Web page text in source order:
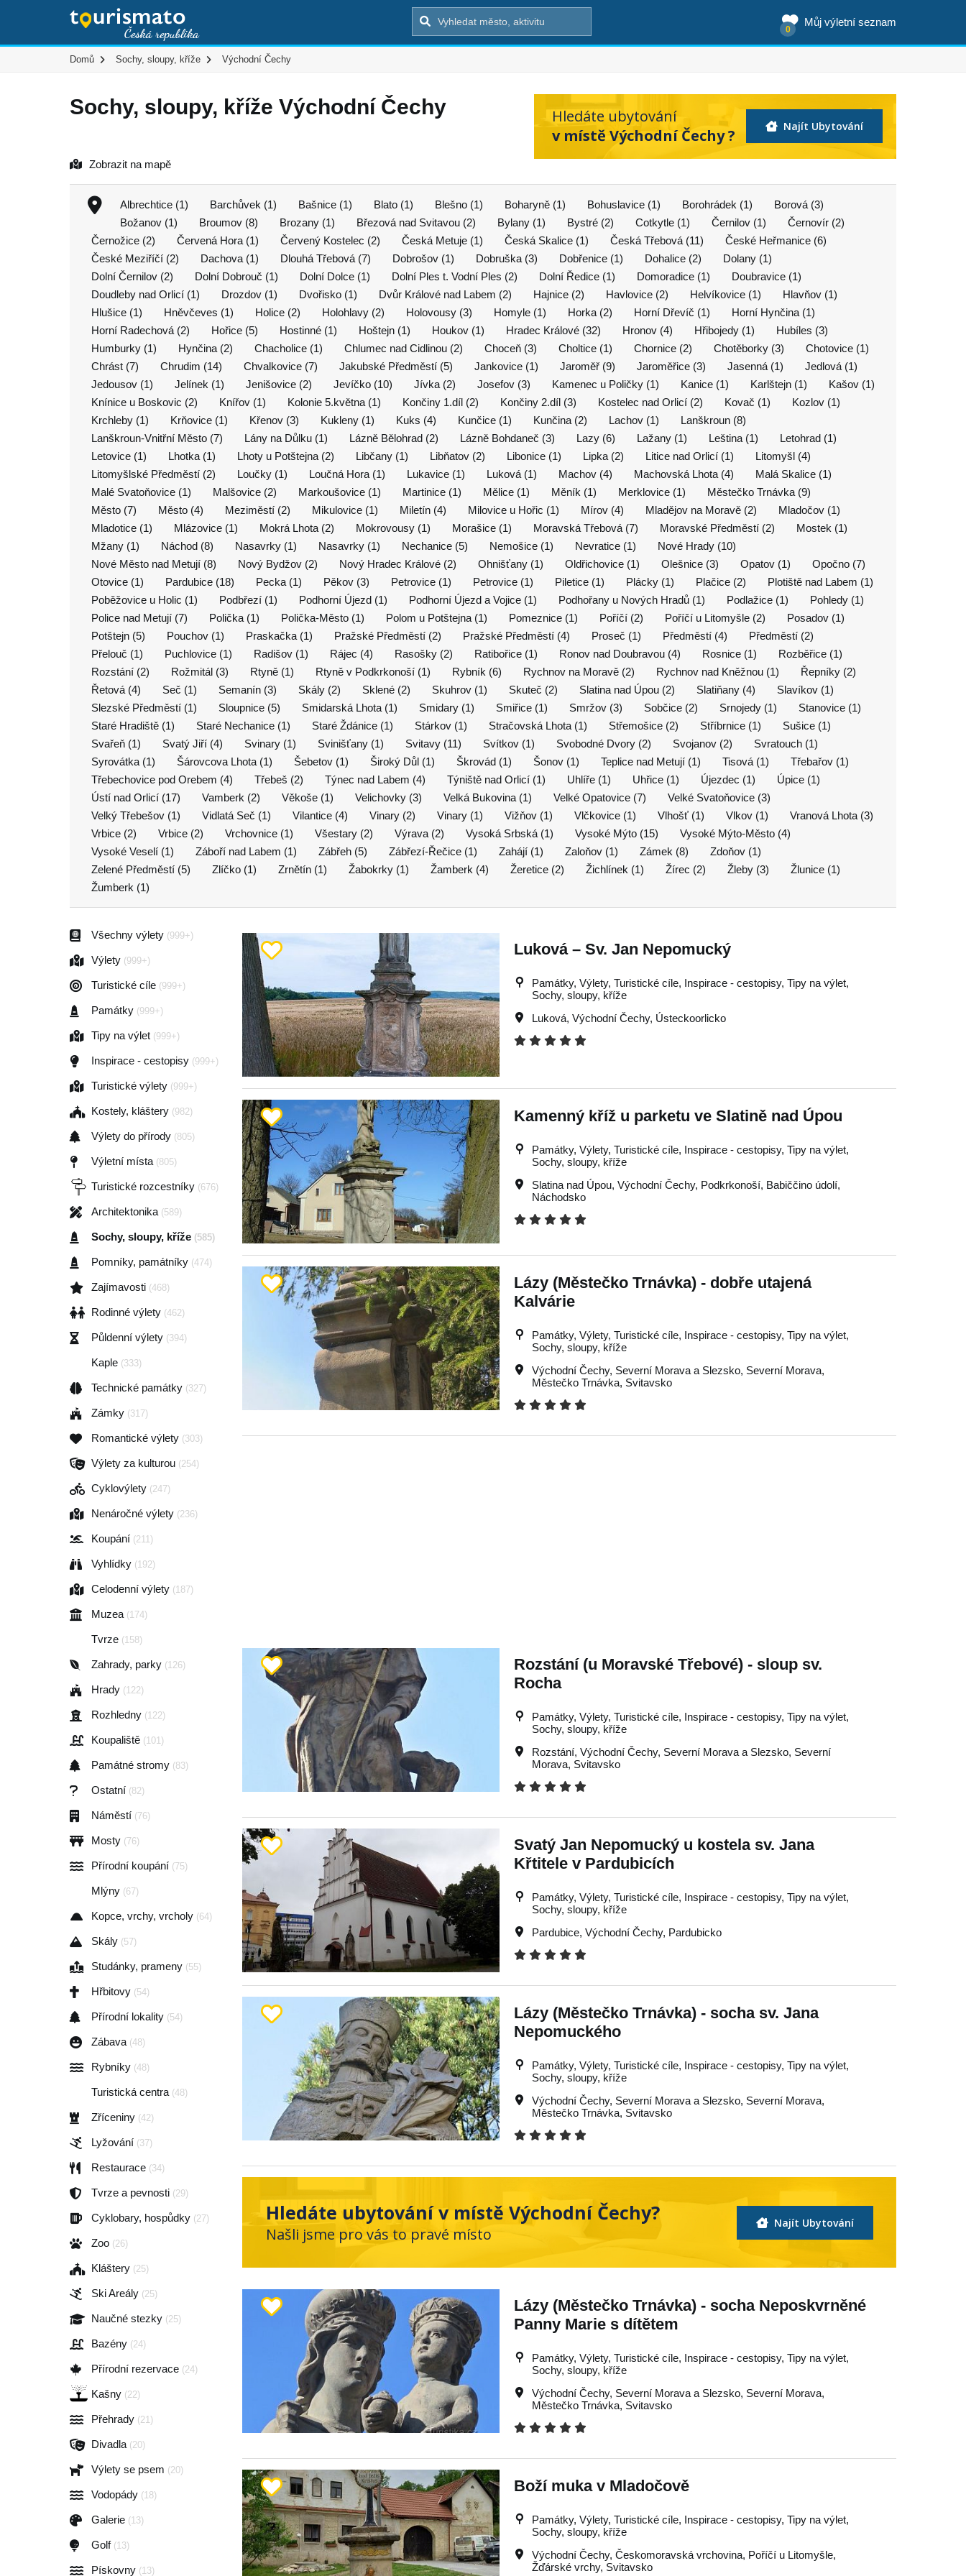
Můj výletní seznam
0
Domů Sochy, sloupy, kříže Východní Čechy
Sochy, sloupy, kříže Východní Čechy
Hledáte ubytování
v místě Východní Čechy ?
Najít Ubytování
Zobrazit na mapě
Albrechtice (1) Barchůvek (1) Bašnice (1) Blato (1) Blešno (1) Boharyně (1) Bohuslavice (1) Borohrádek (1)
Borová (3)
Božanov (1)
Broumov (8) Brozany (1) Březová nad Svitavou (2) Bylany (1) Bystré (2) Cotkytle (1) Černilov (1)
Černovír (2)
Černožice (2)
Červená Hora (1) Červený Kostelec (2) Česká Metuje (1) Česká Skalice (1) Česká Třebová (11)
České Heřmanice (6)
České Meziříčí (2)
Dachova (1) Dlouhá Třebová (7) Dobrošov (1) Dobruška (3) Dobřenice (1) Dohalice (2)
Dolany (1)
Dolní Černilov (2)
Dolní Dobrouč (1) Dolní Dolce (1) Dolní Ples t. Vodní Ples (2) Dolní Ředice (1) Domoradice (1)
Doubravice (1)
Doudleby nad Orlicí (1)
Drozdov (1) Dvořisko (1) Dvůr Králové nad Labem (2) Hajnice (2) Havlovice (2) Helvíkovice (1)
Hlavňov (1)
Hlušice (1)
Hněvčeves (1) Holice (2) Holohlavy (2) Holovousy (3) Homyle (1) Horka (2) Horní Dřevíč (1)
Horní Hynčina (1)
Horní Radechová (2)
Hořice (5) Hostinné (1) Hoštejn (1) Houkov (1) Hradec Králové (32) Hronov (4) Hřibojedy (1)
Hubíles (3)
Humburky (1)
Hynčina (2) Chacholice (1) Chlumec nad Cidlinou (2) Choceň (3) Choltice (1) Chornice (2) Chotěborky (3)
Chotovice (1)
Chrást (7)
Chrudim (14) Chvalkovice (7) Jakubské Předměstí (5) Jankovice (1) Jaroměř (9) Jaroměřice (3) Jasenná (1)
Jedlová (1)
Jedousov (1)
Jelínek (1) Jenišovice (2) Jevíčko (10) Jívka (2) Josefov (3) Kamenec u Poličky (1) Kanice (1) Karlštejn (1)
Kašov (1)
Knínice u Boskovic (2)
Knířov (1) Kolonie 5.května (1) Končiny 1.díl (2) Končiny 2.díl (3) Kostelec nad Orlicí (2) Kovač (1)
Kozlov (1)
Krchleby (1)
Krňovice (1) Křenov (3) Kukleny (1) Kuks (4) Kunčice (1) Kunčina (2) Lachov (1)
Lanškroun (8)
Lanškroun-Vnitřní Město (7)
Lány na Důlku (1) Lázně Bělohrad (2) Lázně Bohdaneč (3) Lazy (6) Lažany (1) Leština (1)
Letohrad (1)
Letovice (1)
Lhotka (1) Lhoty u Potštejna (2) Libčany (1) Libňatov (2) Libonice (1) Lipka (2) Litice nad Orlicí (1)
Litomyšl (4)
Litomyšlské Předměstí (2)
Loučky (1) Loučná Hora (1) Lukavice (1) Luková (1) Machov (4) Machovská Lhota (4)
Malá Skalice (1)
Malé Svatoňovice (1)
Malšovice (2) Markoušovice (1) Martinice (1) Mělice (1) Měník (1) Merklovice (1)
Městečko Trnávka (9)
Město (7)
Město (4) Meziměstí (2) Mikulovice (1) Miletín (4) Milovice u Hořic (1) Mírov (4) Mladějov na Moravě (2)
Mladočov (1)
Mladotice (1)
Mlázovice (1) Mokrá Lhota (2) Mokrovousy (1) Morašice (1) Moravská Třebová (7) Moravské Předměstí (2)
Mostek (1)
Mžany (1)
Náchod (8) Nasavrky (1) Nasavrky (1) Nechanice (5) Nemošice (1) Nevratice (1)
Nové Hrady (10)
Nové Město nad Metují (8)
Nový Bydžov (2) Nový Hradec Králové (2) Ohnišťany (1) Oldřichovice (1) Olešnice (3) Opatov (1)
Opočno (7)
Otovice (1)
Pardubice (18) Pecka (1) Pěkov (3) Petrovice (1) Petrovice (1) Piletice (1) Plácky (1) Plačice (2)
Plotiště nad Labem (1)
Poběžovice u Holic (1)
Podbřezí (1) Podhorní Újezd (1) Podhorní Újezd a Vojice (1) Podhořany u Nových Hradů (1) Podlažice (1)
Pohledy (1)
Police nad Metují (7)
Polička (1) Polička-Město (1) Polom u Potštejna (1) Pomeznice (1) Poříčí (2) Poříčí u Litomyšle (2)
Posadov (1)
Potštejn (5)
Pouchov (1) Praskačka (1) Pražské Předměstí (2) Pražské Předměstí (4) Proseč (1) Předměstí (4)
Předměstí (2)
Přelouč (1)
Puchlovice (1) Radišov (1) Rájec (4) Rasošky (2) Ratibořice (1) Ronov nad Doubravou (4) Rosnice (1)
Rozběřice (1)
Rozstání (2)
Rožmitál (3) Rtyně (1) Rtyně v Podkrkonoší (1) Rybník (6) Rychnov na Moravě (2) Rychnov nad Kněžnou (1)
Řepníky (2)
Řetová (4)
Seč (1) Semanín (3) Skály (2) Sklené (2) Skuhrov (1) Skuteč (2) Slatina nad Úpou (2) Slatiňany (4)
Slavíkov (1)
Slezské Předměstí (1)
Sloupnice (5) Smidarská Lhota (1) Smidary (1) Smiřice (1) Smržov (3) Sobčice (2) Srnojedy (1)
Stanovice (1)
Staré Hradiště (1)
Staré Nechanice (1) Staré Ždánice (1) Stárkov (1) Stračovská Lhota (1) Střemošice (2) Stříbrnice (1)
Sušice (1)
Svařeň (1)
Svatý Jiří (4) Svinary (1) Svinišťany (1) Svitavy (11) Svítkov (1) Svobodné Dvory (2) Svojanov (2)
Svratouch (1)
Syrovátka (1)
Šárovcova Lhota (1) Šebetov (1) Široký Důl (1) Škrovád (1) Šonov (1) Teplice nad Metují (1) Tisová (1)
Třebařov (1)
Třebechovice pod Orebem (4)
Třebeš (2) Týnec nad Labem (4) Týniště nad Orlicí (1) Uhlíře (1) Uhřice (1) Újezdec (1)
Úpice (1)
Ústí nad Orlicí (17)
Vamberk (2) Věkoše (1) Velichovky (3) Velká Bukovina (1) Velké Opatovice (7)
Velké Svatoňovice (3)
Velký Třebešov (1)
Vidlatá Seč (1) Vilantice (4) Vinary (2) Vinary (1) Vižňov (1) Vlčkovice (1) Vlhošť (1) Vlkov (1)
Vranová Lhota (3)
Vrbice (2)
Vrbice (2) Vrchovnice (1) Všestary (2) Výrava (2) Vysoká Srbská (1) Vysoké Mýto (15)
Vysoké Mýto-Město (4)
Vysoké Veselí (1)
Záboří nad Labem (1) Zábřeh (5) Zábřezí-Řečice (1) Zahájí (1) Zaloňov (1) Zámek (8)
Zdoňov (1)
Zelené Předměstí (5)
Zlíčko (1) Zrnětín (1) Žabokrky (1) Žamberk (4) Žeretice (2) Žichlínek (1) Žírec (2) Žleby (3)
Žlunice (1)
Žumberk (1)
Všechny výlety (999+)
Výlety (999+)
Turistické cíle (999+)
Památky (999+)
Tipy na výlet (999+)
Inspirace - cestopisy (999+)
Turistické výlety (999+)
Kostely, kláštery (982)
Výlety do přírody (805)
Výletní místa (805)
Turistické rozcestníky (676)
Architektonika (589)
Sochy, sloupy, kříže (585)
Pomníky, památníky (474)
Zajímavosti (468)
Rodinné výlety (462)
Půldenní výlety (394)
Kaple (333)
Technické památky (327)
Zámky (317)
Romantické výlety (303)
Výlety za kulturou (254)
Cyklovýlety (247)
Nenáročné výlety (236)
Koupání (211)
Vyhlídky (192)
Celodenní výlety (187)
Muzea (174)
Tvrze (158)
Zahrady, parky (126)
Hrady (122)
Rozhledny (122)
Koupaliště (101)
Památné stromy (83)
Ostatní (82)
Náměstí (76)
Mosty (76)
Přírodní koupání (75)
Mlýny (67)
Kopce, vrchy, vrcholy (64)
Skály (57)
Studánky, prameny (55)
Hřbitovy (54)
Přírodní lokality (54)
Zábava (48)
Rybníky (48)
Turistická centra (48)
Zříceniny (42)
Lyžování (37)
Restaurace (34)
Tvrze a pevnosti (29)
Cyklobary, hospůdky (27)
Zoo (26)
Kláštery (25)
Ski Areály (25)
Naučné stezky (25)
Bazény (24)
Přírodní rezervace (24)
Kašny (22)
Přehrady (21)
Divadla (20)
Výlety se psem (20)
Vodopády (18)
Galerie (13)
Golf (13)
Pískovny (13)
Luková – Sv. Jan Nepomucký
Památky, Výlety, Turistické cíle, Inspirace - cestopisy, Tipy na výlet,
Sochy, sloupy, kříže
Luková, Východní Čechy, Ústeckoorlicko
Kamenný kříž u parketu ve Slatině nad Úpou
Památky, Výlety, Turistické cíle, Inspirace - cestopisy, Tipy na výlet,
Sochy, sloupy, kříže
Slatina nad Úpou, Východní Čechy, Podkrkonoší, Babiččino údolí,
Náchodsko
Lázy (Městečko Trnávka) - dobře utajená
Kalvárie
Památky, Výlety, Turistické cíle, Inspirace - cestopisy, Tipy na výlet,
Sochy, sloupy, kříže
Východní Čechy, Severní Morava a Slezsko, Severní Morava,
Městečko Trnávka, Svitavsko
Rozstání (u Moravské Třebové) - sloup sv.
Rocha
Památky, Výlety, Turistické cíle, Inspirace - cestopisy, Tipy na výlet,
Sochy, sloupy, kříže
Rozstání, Východní Čechy, Severní Morava a Slezsko, Severní
Morava, Svitavsko
Svatý Jan Nepomucký u kostela sv. Jana
Křtitele v Pardubicích
Památky, Výlety, Turistické cíle, Inspirace - cestopisy, Tipy na výlet,
Sochy, sloupy, kříže
Pardubice, Východní Čechy, Pardubicko
Lázy (Městečko Trnávka) - socha sv. Jana
Nepomuckého
Památky, Výlety, Turistické cíle, Inspirace - cestopisy, Tipy na výlet,
Sochy, sloupy, kříže
Východní Čechy, Severní Morava a Slezsko, Severní Morava,
Městečko Trnávka, Svitavsko
Hledáte ubytování v místě Východní Čechy?
Našli jsme pro vás to pravé místo
Najít Ubytování
Lázy (Městečko Trnávka) - socha Neposkvrněné
Panny Marie s dítětem
Památky, Výlety, Turistické cíle, Inspirace - cestopisy, Tipy na výlet,
Sochy, sloupy, kříže
Východní Čechy, Severní Morava a Slezsko, Severní Morava,
Městečko Trnávka, Svitavsko
Boží muka v Mladočově
Památky, Výlety, Turistické cíle, Inspirace - cestopisy, Tipy na výlet,
Sochy, sloupy, kříže
Východní Čechy, Českomoravská vrchovina, Poříčí u Litomyšle,
Žďárské vrchy, Svitavsko